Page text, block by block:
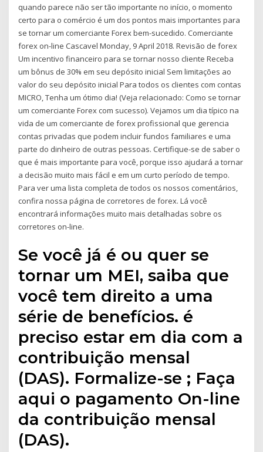
quando parece não ser tão importante no início, o momento
certo para o comércio é um dos pontos mais importantes para
se tornar um comerciante Forex bem-sucedido. Comerciante
forex on-line Cascavel Monday, 9 April 2018. Revisão de forex
Um incentivo financeiro para se tornar nosso cliente Receba
um bônus de 30% em seu depósito inicial Sem limitações ao
valor do seu depósito inicial Para todos os clientes com contas
MICRO, Tenha um ótimo dia! (Veja relacionado: Como se tornar
um comerciante Forex com sucesso). Vejamos um dia típico na
vida de um comerciante de forex profissional que gerencia
contas privadas que podem incluir fundos familiares e uma
parte do dinheiro de outras pessoas. Certifique-se de saber o
que é mais importante para você, porque isso ajudará a tornar
a decisão muito mais fácil e em um curto período de tempo.
Para ver uma lista completa de todos os nossos comentários,
confira nossa página de corretores de forex. Lá você
encontrará informações muito mais detalhadas sobre os
corretores on-line.
Se você já é ou quer se
tornar um MEI, saiba que
você tem direito a uma
série de benefícios. é
preciso estar em dia com a
contribuição mensal
(DAS). Formalize-se ; Faça
aqui o pagamento On-line
da contribuição mensal
(DAS).